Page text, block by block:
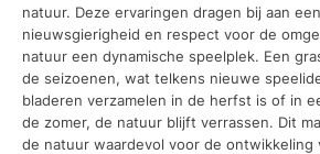
natuur. Deze ervaringen dragen bij aan
nieuwsgierigheid en respect voor de
natuur een dynamische speelplek. Een
de seizoenen, wat telkens nieuwe
bladeren verzamelen in de herfst is of in
de zomer, de natuur blijft verrassen. Dit
de natuur waardevol voor de ontwikkeling